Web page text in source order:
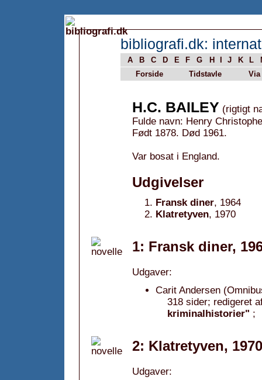
bibliografi.dk:
A B C D E F G H J K L
Forside
Tidstavle Via
H.C. BAILEY (rigtigt
Fulde navn: Henry
Født 1878. Død 1961.
Var bosat i England.
Udgivelser
Fransk diner, 1964
Klatretyven, 1970
1: Fransk diner,
Udgaver:
Carit Andersen
318 sider; redigeret
kriminalhistorier" ;
2: Klatretyven, 1970
Udgaver: